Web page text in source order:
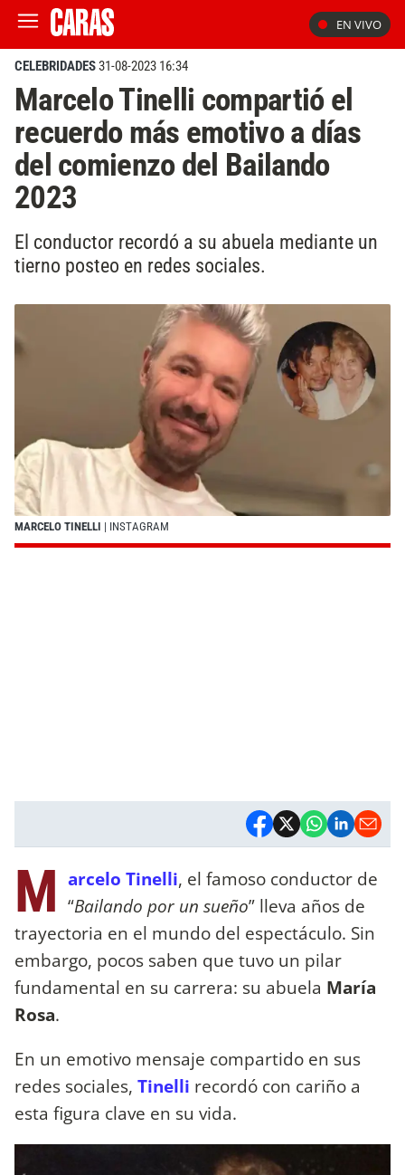
EN VIVO
CELEBRIDADES31-08-2023 16:34
Marcelo Tinelli compartió el
recuerdo más emotivo a días
del comienzo del Bailando
2023
El conductor recordó a su abuela mediante un
tierno posteo en redes sociales.
MARCELO TINELLI | INSTAGRAM
M arcelo Tinelli, el famoso conductor de
“Bailando por un sueño” lleva años de
trayectoria en el mundo del espectáculo. Sin
embargo, pocos saben que tuvo un pilar
fundamental en su carrera: su abuela María
Rosa.
En un emotivo mensaje compartido en sus
redes sociales, Tinelli recordó con cariño a
esta figura clave en su vida.